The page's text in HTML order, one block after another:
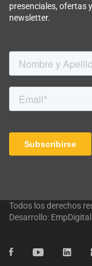
presenciales, ofertas
newsletter.
Todos los derechos
Desarrollo: EmpDigital